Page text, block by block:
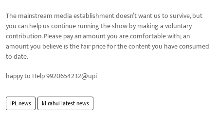
The mainstream media establishment doesn’t want us to survive, but
you can help us continue running the show by making a voluntary
contribution. Please pay an amount you are comfortable with; an
amount you believe is the fair price for the content you have consumed
to date.
happy to Help 9920654232@upi
IPL news kl rahul latest news